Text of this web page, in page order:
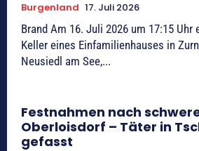
Burgenland 17. Juli 2026
Brand Am 16. Juli 2026 um 17:15 Uhr
Keller eines Einfamilienhauses in
Neusiedl am See,...
Festnahmen nach
Oberloisdorf – Täter in
gefasst